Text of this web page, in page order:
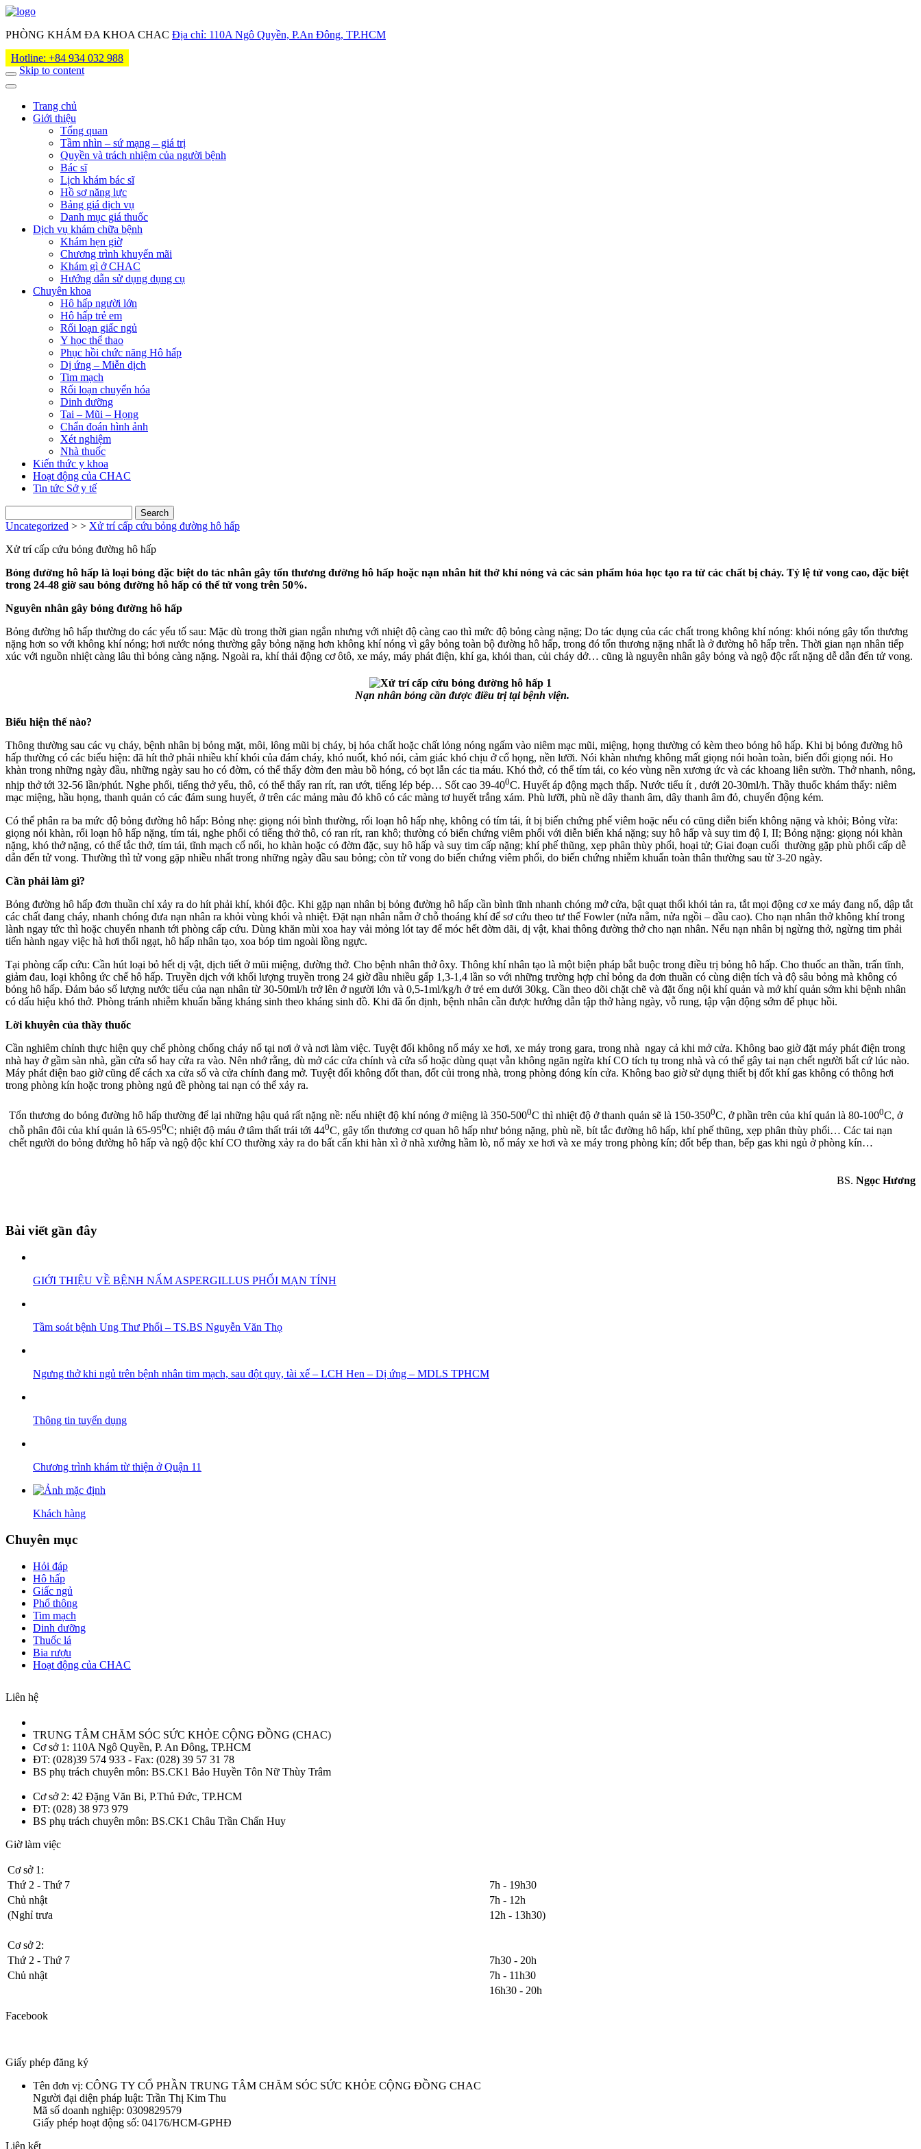
PHÒNG KHÁM ĐA KHOA CHAC Địa chỉ: 110A Ngô Quyền, P.An Đông, TP.HCM
Hotline: +84 934 032 988
Skip to content
Trang chủ
Giới thiệu
Tổng quan
Tầm nhìn – sứ mạng – giá trị
Quyền và trách nhiệm của người bệnh
Bác sĩ
Lịch khám bác sĩ
Hồ sơ năng lực
Bảng giá dịch vụ
Danh mục giá thuốc
Dịch vụ khám chữa bệnh
Khám hẹn giờ
Chương trình khuyến mãi
Khám gì ở CHAC
Hướng dẫn sử dụng dụng cụ
Chuyên khoa
Hô hấp người lớn
Hô hấp trẻ em
Rối loạn giấc ngủ
Y học thể thao
Phục hồi chức năng Hô hấp
Dị ứng – Miễn dịch
Tim mạch
Rối loạn chuyển hóa
Dinh dưỡng
Tai – Mũi – Họng
Chẩn đoán hình ảnh
Xét nghiệm
Nhà thuốc
Kiến thức y khoa
Hoạt động của CHAC
Tin tức Sở y tế
for:
Uncategorized > > Xử trí cấp cứu bỏng đường hô hấp
Xử trí cấp cứu bỏng đường hô hấp
Bỏng đường hô hấp là loại bỏng đặc biệt do tác nhân gây tổn thương đường hô hấp hoặc nạn nhân hít thở khí nóng và các sản phẩm hóa học tạo ra từ các chất bị cháy. Tỷ lệ tử vong cao, đặc biệt
trong 24-48 giờ sau bỏng đường hô hấp có thể tử vong trên 50%.
Nguyên nhân gây bỏng đường hô hấp
Bỏng đường hô hấp thường do các yếu tố sau: Mặc dù trong thời gian ngắn nhưng với nhiệt độ càng cao thì mức độ bỏng càng nặng; Do tác dụng của các chất trong không khí nóng: khói nóng gây tổn thương
nặng hơn so với không khí nóng; hơi nước nóng thường gây bỏng nặng hơn không khí nóng vì gây bỏng toàn bộ đường hô hấp, trong đó tổn thương nặng nhất là ở đường hô hấp trên. Thời gian nạn nhân tiếp
xúc với nguồn nhiệt càng lâu thì bỏng càng nặng. Ngoài ra, khí thải động cơ ôtô, xe máy, máy phát điện, khí ga, khói than, củi cháy dở… cũng là nguyên nhân gây bỏng và ngộ độc rất nặng dễ dẫn đến tử vong.
Nạn nhân bỏng cần được điều trị tại bệnh viện.
Biểu hiện thế nào?
Thông thường sau các vụ cháy, bệnh nhân bị bỏng mặt, môi, lông mũi bị cháy, bị hóa chất hoặc chất lỏng nóng ngấm vào niêm mạc mũi, miệng, họng thường có kèm theo bỏng hô hấp. Khi bị bỏng đường hô
hấp thường có các biểu hiện: đã hít thở phải nhiều khí khói của đám cháy, khó nuốt, khó nói, cảm giác khó chịu ở cổ họng, nền lưỡi. Nói khàn nhưng không mất giọng nói hoàn toàn, biến đổi giọng nói. Ho
khàn trong những ngày đầu, những ngày sau ho có đờm, có thể thấy đờm đen màu bồ hóng, có bọt lẫn các tia máu. Khó thở, có thể tím tái, co kéo vùng nền xương ức và các khoang liên sườn. Thở nhanh, nông,
nhịp thở tới 32-56 lần/phút. Nghe phổi, tiếng thở yếu, thô, có thể thấy ran rít, ran ướt, tiếng lép bép… Sốt cao 39-400C. Huyết áp động mạch thấp. Nước tiểu ít , dưới 20-30ml/h. Thầy thuốc khám thấy: niêm
mạc miệng, hầu họng, thanh quản có các đám sung huyết, ở trên các mảng màu đỏ khô có các màng tơ huyết trắng xám. Phù lưỡi, phù nề dây thanh âm, dây thanh âm đỏ, chuyển động kém.
Có thể phân ra ba mức độ bỏng đường hô hấp: Bỏng nhẹ: giọng nói bình thường, rối loạn hô hấp nhẹ, không có tím tái, ít bị biến chứng phế viêm hoặc nếu có cũng diễn biến không nặng và khỏi; Bỏng vừa:
giọng nói khàn, rối loạn hô hấp nặng, tím tái, nghe phổi có tiếng thở thô, có ran rít, ran khô; thường có biến chứng viêm phổi với diễn biến khá nặng; suy hô hấp và suy tim độ I, II; Bỏng nặng: giọng nói khàn
nặng, khó thở nặng, có thể tắc thở, tím tái, tĩnh mạch cổ nổi, ho khàn hoặc có đờm đặc, suy hô hấp và suy tim cấp nặng; khí phế thũng, xẹp phân thùy phổi, hoại tử; Giai đoạn cuối thường gặp phù phổi cấp dễ
dẫn đến tử vong. Thường thì tử vong gặp nhiều nhất trong những ngày đầu sau bỏng; còn tử vong do biến chứng viêm phổi, do biến chứng nhiễm khuẩn toàn thân thường sau từ 3-20 ngày.
Cần phải làm gì?
Bỏng đường hô hấp đơn thuần chỉ xảy ra do hít phải khí, khói độc. Khi gặp nạn nhân bị bỏng đường hô hấp cần bình tĩnh nhanh chóng mở cửa, bật quạt thổi khói tản ra, tắt mọi động cơ xe máy đang nổ, dập tắt
các chất đang cháy, nhanh chóng đưa nạn nhân ra khỏi vùng khói và nhiệt. Đặt nạn nhân nằm ở chỗ thoáng khí để sơ cứu theo tư thế Fowler (nửa nằm, nửa ngồi – đầu cao). Cho nạn nhân thở không khí trong
lành ngay tức thì hoặc chuyển nhanh tới phòng cấp cứu. Dùng khăn mùi xoa hay vải mỏng lót tay để móc hết đờm dãi, dị vật, khai thông đường thở cho nạn nhân. Nếu nạn nhân bị ngừng thở, ngừng tim phải
tiến hành ngay việc hà hơi thổi ngạt, hô hấp nhân tạo, xoa bóp tim ngoài lồng ngực.
Tại phòng cấp cứu: Cần hút loại bỏ hết dị vật, dịch tiết ở mũi miệng, đường thở. Cho bệnh nhân thở ôxy. Thông khí nhân tạo là một biện pháp bắt buộc trong điều trị bỏng hô hấp. Cho thuốc an thần, trấn tĩnh,
giảm đau, loại không ức chế hô hấp. Truyền dịch với khối lượng truyền trong 24 giờ đầu nhiều gấp 1,3-1,4 lần so với những trường hợp chỉ bỏng da đơn thuần có cùng diện tích và độ sâu bỏng mà không có
bỏng hô hấp. Đảm bảo số lượng nước tiểu của nạn nhân từ 30-50ml/h trở lên ở người lớn và 0,5-1ml/kg/h ở trẻ em dưới 30kg. Cần theo dõi chặt chẽ và đặt ống nội khí quản và mở khí quản sớm khi bệnh nhân
có dấu hiệu khó thở. Phòng tránh nhiễm khuẩn bằng kháng sinh theo kháng sinh đồ. Khi đã ổn định, bệnh nhân cần được hướng dẫn tập thở hàng ngày, vỗ rung, tập vận động sớm để phục hồi.
Lời khuyên của thầy thuốc
Cần nghiêm chỉnh thực hiện quy chế phòng chống cháy nổ tại nơi ở và nơi làm việc. Tuyệt đối không nổ máy xe hơi, xe máy trong gara, trong nhà ngay cả khi mở cửa. Không bao giờ đặt máy phát điện trong
nhà hay ở gầm sàn nhà, gần cửa sổ hay cửa ra vào. Nên nhớ rằng, dù mở các cửa chính và cửa sổ hoặc dùng quạt vẫn không ngăn ngừa khí CO tích tụ trong nhà và có thể gây tai nạn chết người bất cứ lúc nào.
Máy phát điện bao giờ cũng để cách xa cửa sổ và cửa chính đang mở. Tuyệt đối không đốt than, đốt củi trong nhà, trong phòng đóng kín cửa. Không bao giờ sử dụng thiết bị đốt khí gas không có thông hơi
trong phòng kín hoặc trong phòng ngủ đề phòng tai nạn có thể xảy ra.
Tổn thương do bỏng đường hô hấp thường để lại những hậu quả rất nặng nề: nếu nhiệt độ khí nóng ở miệng là 350-5000C thì nhiệt độ ở thanh quản sẽ là 150-3500C, ở phần trên của khí quản là 80-1000C, ở
chỗ phân đôi của khí quản là 65-950C; nhiệt độ máu ở tâm thất trái tới 440C, gây tổn thương cơ quan hô hấp như bỏng nặng, phù nề, bít tắc đường hô hấp, khí phế thũng, xẹp phân thùy phổi… Các tai nạn
chết người do bỏng đường hô hấp và ngộ độc khí CO thường xảy ra do bất cẩn khi hàn xì ở nhà xưởng hầm lò, nổ máy xe hơi và xe máy trong phòng kín; đốt bếp than, bếp gas khi ngủ ở phòng kín…
BS. Ngọc Hương
Bài viết gần đây
GIỚI THIỆU VỀ BỆNH NẤM ASPERGILLUS PHỔI MẠN TÍNH
Tầm soát bệnh Ung Thư Phổi – TS.BS Nguyễn Văn Thọ
Ngưng thở khi ngủ trên bệnh nhân tim mạch, sau đột quỵ, tài xế – LCH Hen – Dị ứng – MDLS TPHCM
Thông tin tuyển dụng
Chương trình khám từ thiện ở Quận 11
Khách hàng
Chuyên mục
Hỏi đáp
Hô hấp
Giấc ngủ
Phổ thông
Tim mạch
Dinh dưỡng
Thuốc lá
Bia rượu
Hoạt động của CHAC
Liên hệ
TRUNG TÂM CHĂM SÓC SỨC KHỎE CỘNG ĐỒNG (CHAC)
Cơ sở 1: 110A Ngô Quyền, P. An Đông, TP.HCM
ĐT: (028)39 574 933 - Fax: (028) 39 57 31 78
BS phụ trách chuyên môn: BS.CK1 Bảo Huyền Tôn Nữ Thùy Trâm
Cơ sở 2: 42 Đặng Văn Bi, P.Thủ Đức, TP.HCM
ĐT: (028) 38 973 979
BS phụ trách chuyên môn: BS.CK1 Châu Trần Chấn Huy
Giờ làm việc
Cơ sở 1:
Thứ 2 - Thứ 7
7h - 19h30
Chủ nhật
7h - 12h
(Nghỉ trưa
12h - 13h30)
Cơ sở 2:
Thứ 2 - Thứ 7
7h30 - 20h
Chủ nhật
7h - 11h30
16h30 - 20h
Facebook
Giấy phép đăng ký
Tên đơn vị: CÔNG TY CỔ PHẦN TRUNG TÂM CHĂM SÓC SỨC KHỎE CỘNG ĐỒNG CHAC
Người đại diện pháp luật: Trần Thị Kim Thu
Mã số doanh nghiệp: 0309829579
Giấy phép hoạt động số: 04176/HCM-GPHĐ
Liên kết